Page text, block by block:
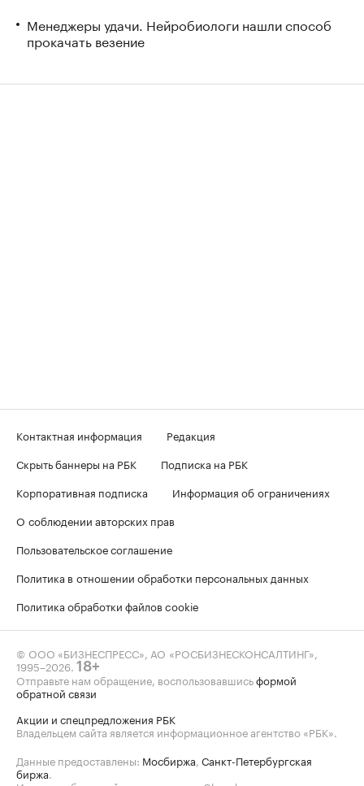
Менеджеры удачи. Нейробиологи нашли способ
прокачать везение
Контактная информация
Редакция
Скрыть баннеры на РБК
Подписка на РБК
Корпоративная подписка
Информация об ограничениях
О соблюдении авторских прав
Пользовательское соглашение
Политика в отношении обработки персональных данных
Политика обработки файлов cookie
© ООО «БИЗНЕСПРЕСС», АО «РОСБИЗНЕСКОНСАЛТИНГ»,
1995–2026. 18+
Отправьте нам обращение, воспользовавшисьформой
обратной связи
Акции и спецпредложения РБК
Владельцем сайта является информационное агентство «РБК».
Данные предоставлены: Мосбиржа, Санкт-Петербургская
биржа.